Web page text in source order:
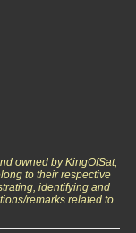
owned by KingOfSat,
to their respective
identifying and
remarks related to